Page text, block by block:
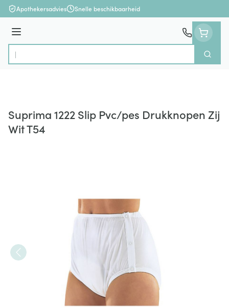
Ga naar de inhoud
Apothekersadvies Snelle beschikbaarheid
Menu
Product, merk, categorie...
Zoek
Suprima 1222 Slip Pvc/pes Drukknopen Zij
Wit T54